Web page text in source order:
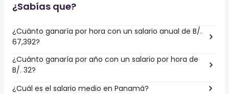
¿Sabías que?
¿Cuánto ganaría por hora con un salario anual de B/.
67,392?
¿Cuánto ganaría por año con un salario por hora de
B/. 32?
¿Cuál es el salario medio en Panamá?